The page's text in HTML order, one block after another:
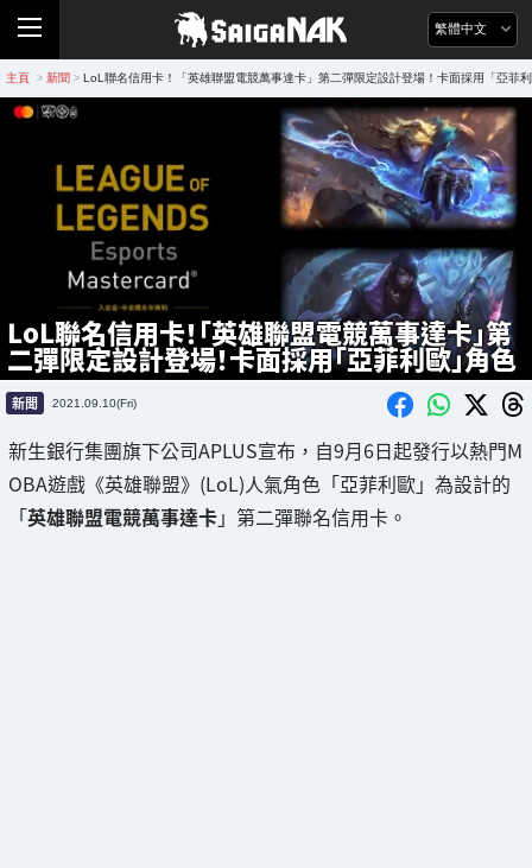
繁體中文
主頁 > 新聞 > LoL聯名信用卡！「英雄聯盟電競萬事達卡」第二彈限定設計登場！卡面採用「亞菲
LoL聯名信用卡！「英雄聯盟電競萬事達卡」第
二彈限定設計登場！卡面採用「亞菲利歐」角色
新聞 2021.09.10(Fri)
新生銀行集團旗下公司APLUS宣布，自9月6日起發行以熱門M
OBA遊戲《英雄聯盟》(LoL)人氣角色「亞菲利歐」為設計的
「英雄聯盟電競萬事達卡」第二彈聯名信用卡。